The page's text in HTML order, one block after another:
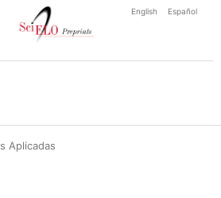
English Español
Aplicadas